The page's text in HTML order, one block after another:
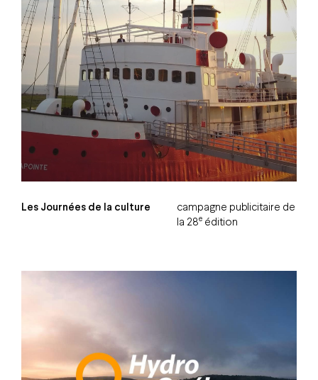
Les Journées de la culture
campagne publicitaire de
la 28e édition